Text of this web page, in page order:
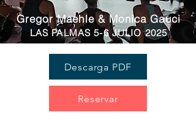
Gregor Maehle & Monica Gauci
LAS PALMAS 5-6JULIO2025
Descarga PDF
Reservar